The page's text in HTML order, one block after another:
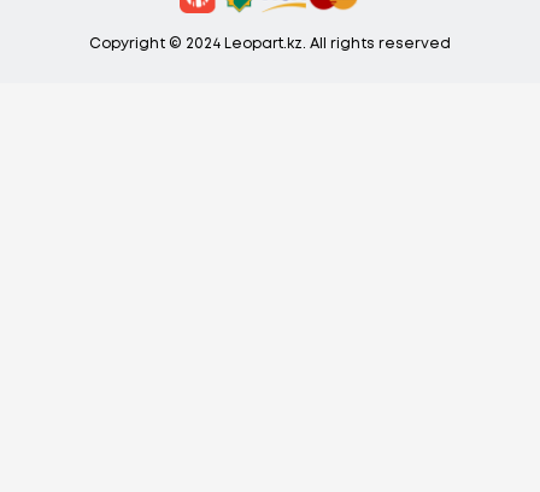
Copyright © 2024 Leopart.kz. All rights reserved